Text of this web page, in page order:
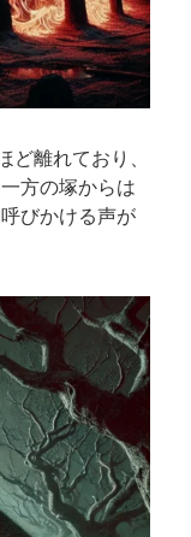
離れており、
方の塚からは
びかける声が